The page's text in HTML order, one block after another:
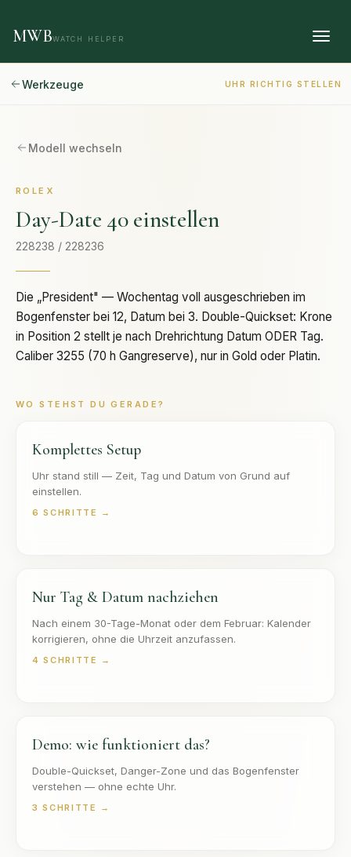
MWBWATCH HELPER
Werkzeuge UHR RICHTIG STELLEN
Modell wechseln
ROLEX
Day-Date 40einstellen
228238 / 228236
Die „President" — Wochentag voll ausgeschrieben im
Bogenfenster bei 12, Datum bei 3. Double-Quickset: Krone
in Position 2 stellt je nach Drehrichtung Datum ODER Tag.
Caliber 3255 (70 h Gangreserve), nur in Gold oder Platin.
WO STEHST DU GERADE?
Komplettes Setup
Uhr stand still — Zeit, Tag und Datum von Grund auf
einstellen.
6 SCHRITTE →
Nur Tag & Datum nachziehen
Nach einem 30-Tage-Monat oder dem Februar: Kalender
korrigieren, ohne die Uhrzeit anzufassen.
4 SCHRITTE →
Demo: wie funktioniert das?
Double-Quickset, Danger-Zone und das Bogenfenster
verstehen — ohne echte Uhr.
3 SCHRITTE →